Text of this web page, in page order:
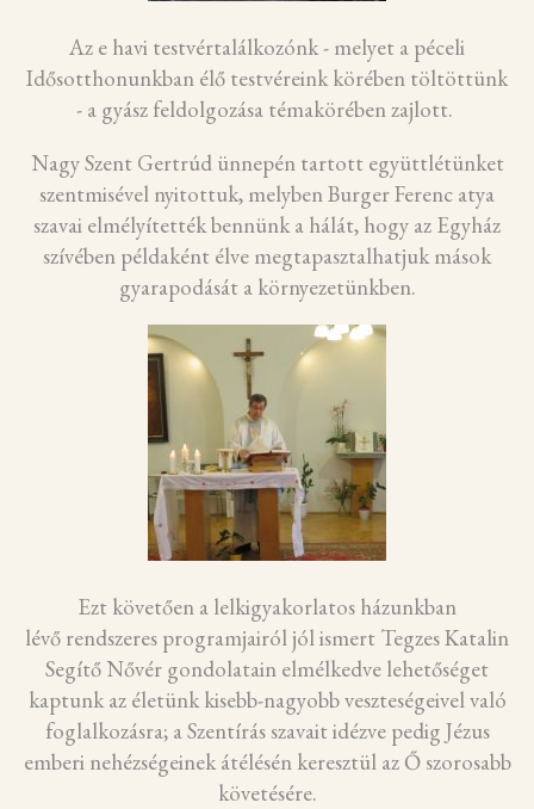
Az e havi testvértalálkozónk - melyet a péceli
Idősotthonunkban élő testvéreink körében töltöttünk
- a gyász feldolgozása témakörében zajlott.
Nagy Szent Gertrúd ünnepén tartott együttlétünket
szentmisével nyitottuk, melyben Burger Ferenc atya
szavai elmélyítették bennünk a hálát, hogy az Egyház
szívében példaként élve megtapasztalhatjuk mások
gyarapodását a környezetünkben.
Ezt követően a lelkigyakorlatos házunkban
lévő rendszeres programjairól jól ismert Tegzes Katalin
Segítő Nővér gondolatain elmélkedve lehetőséget
kaptunk az életünk kisebb-nagyobb veszteségeivel való
foglalkozásra; a Szentírás szavait idézve pedig Jézus
emberi nehézségeinek átélésén keresztül az Ő szorosabb
követésére.